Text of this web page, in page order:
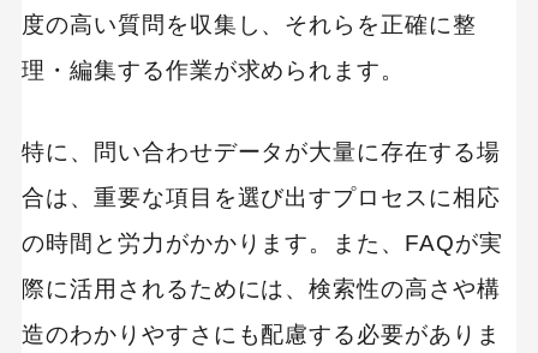
度の高い質問を収集し、それらを正確に整
理・編集する作業が求められます。
特に、問い合わせデータが大量に存在する場
合は、重要な項目を選び出すプロセスに相応
の時間と労力がかかります。また、FAQが実
際に活用されるためには、検索性の高さや構
造のわかりやすさにも配慮する必要がありま